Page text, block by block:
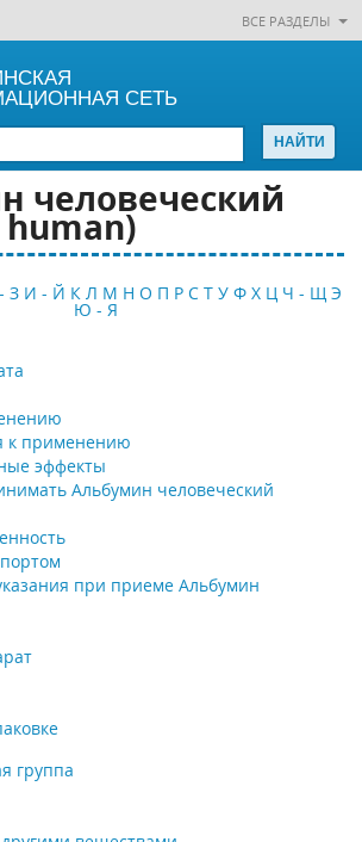
ВСЕ РАЗДЕЛЫ
СЕТЬ
человеческий
З И - Й К Л М Н О П Р С Т У Ф Х Ц Ч - Щ Э
Ю - Я
к применению
эффекты
Альбумин человеческий
при приеме Альбумин
группа